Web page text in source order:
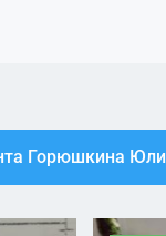
Горюшкина